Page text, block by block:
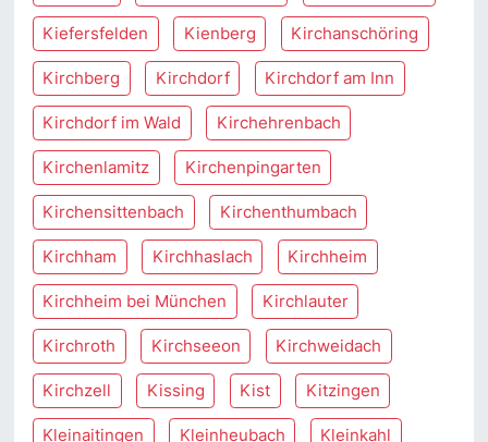
Kiefersfelden Kienberg Kirchanschöring
Kirchberg Kirchdorf Kirchdorf am Inn
Kirchdorf im Wald Kirchehrenbach
Kirchenlamitz Kirchenpingarten
Kirchensittenbach Kirchenthumbach
Kirchham Kirchhaslach Kirchheim
Kirchheim bei München Kirchlauter
Kirchroth Kirchseeon Kirchweidach
Kirchzell Kissing Kist Kitzingen
Kleinaitingen Kleinheubach Kleinkahl